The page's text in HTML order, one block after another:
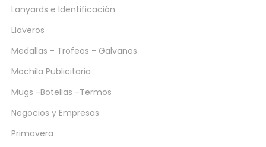
Lanyards e Identificación
Llaveros
Medallas - Trofeos - Galvanos
Mochila Publicitaria
Mugs -Botellas -Termos
Negocios y Empresas
Primavera